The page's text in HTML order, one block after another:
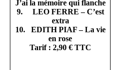
J’ai la mémoire qui flanche
9. LEO FERRE – C’est
extra
10. EDITH PIAF – La vie
en rose
Tarif : 2,90 € TTC